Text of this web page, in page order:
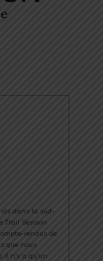
vis dans la sud-
Trail Session
rendus de
que nous
il n'y a qu'un